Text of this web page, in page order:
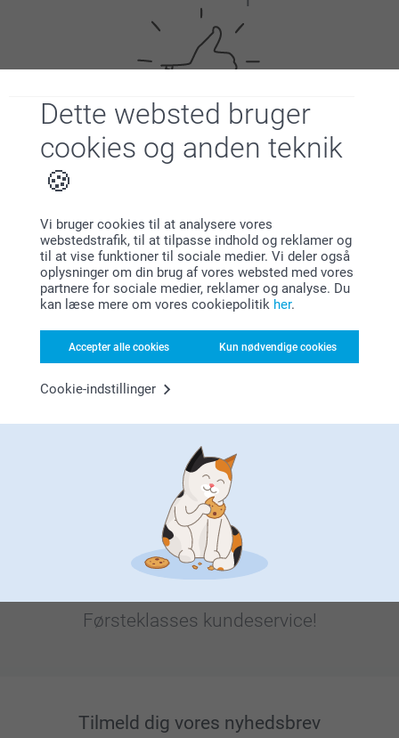
Dette websted bruger
cookies og anden teknik
Vi bruger cookies til at analysere vores
webstedstrafik, til at tilpasse indhold og reklamer og
til at vise funktioner til sociale medier. Vi deler også
oplysninger om din brug af vores websted med vores
partnere for sociale medier, reklamer og analyse. Du
kan læse mere om vores cookiepolitik her.
Accepter alle cookies Kun nødvendige cookies
Cookie-indstillinger
Tilfreds kunde garanti
Bonus på alle dine køb
Leder du efter inspiration?
Førsteklasses kundeservice!
Tilmeld dig vores nyhedsbrev